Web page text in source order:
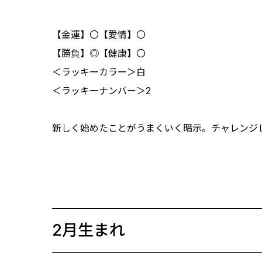
【金運】〇【愛情】〇
【勝負】◎【健康】〇
＜ラッキーカラー＞白
＜ラッキーナンバー＞2
新しく始めたことがうまくいく暗示。チャレンジ
2月生まれ